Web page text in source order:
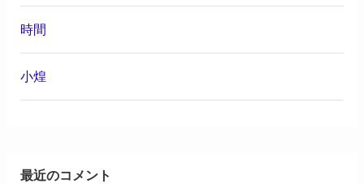
時間
小煌
最近のコメント